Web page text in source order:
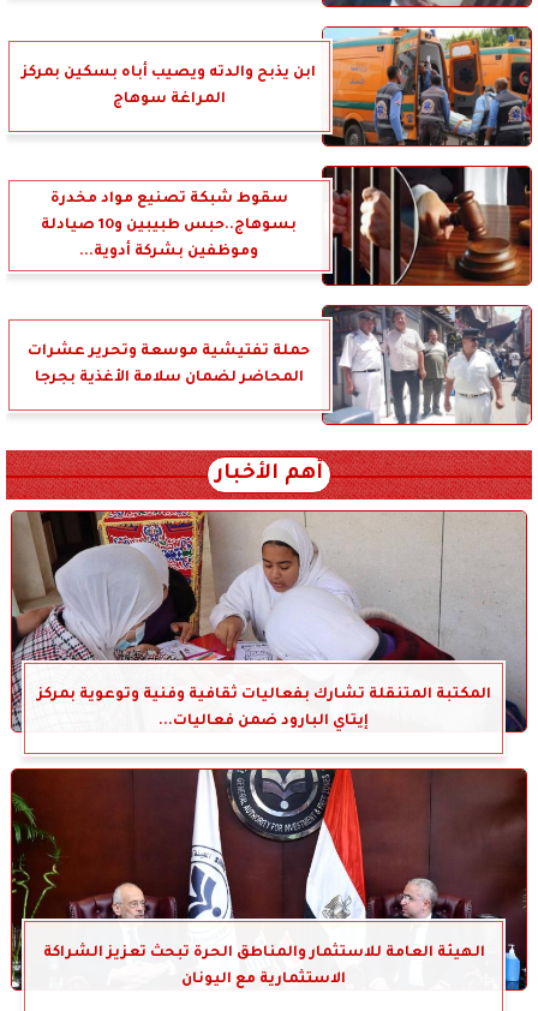
ابن يذبح والدته ويصيب أباه بسكين بمركز
المراغة سوهاج
سقوط شبكة تصنيع مواد مخدرة
بسوهاج..حبس طبيبين و10 صيادلة
وموظفين بشركة أدوية...
حملة تفتيشية موسعة وتحرير عشرات
المحاضر لضمان سلامة الأغذية بجرجا
أهم الأخبار
المكتبة المتنقلة تشارك بفعاليات ثقافية وفنية وتوعوية بمركز
إيتاي البارود ضمن فعاليات...
الهيئة العامة للاستثمار والمناطق الحرة تبحث تعزيز الشراكة
الاستثمارية مع اليونان